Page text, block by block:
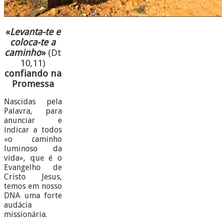
«Levanta-te e
coloca-te a
caminho»(Dt
10,11)
confiando na
Promessa
Nascidas pela
Palavra, para
anunciar e
indicar a todos
«o caminho
luminoso da
vida», que é o
Evangelho de
Cristo Jesus,
temos em nosso
DNA uma forte
audácia
missionária.